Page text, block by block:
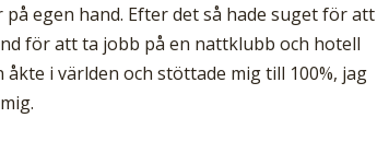
egen hand. Efter det så hade suget för att
för att ta jobb på en nattklubb och hotell
i världen och stöttade mig till 100%, jag